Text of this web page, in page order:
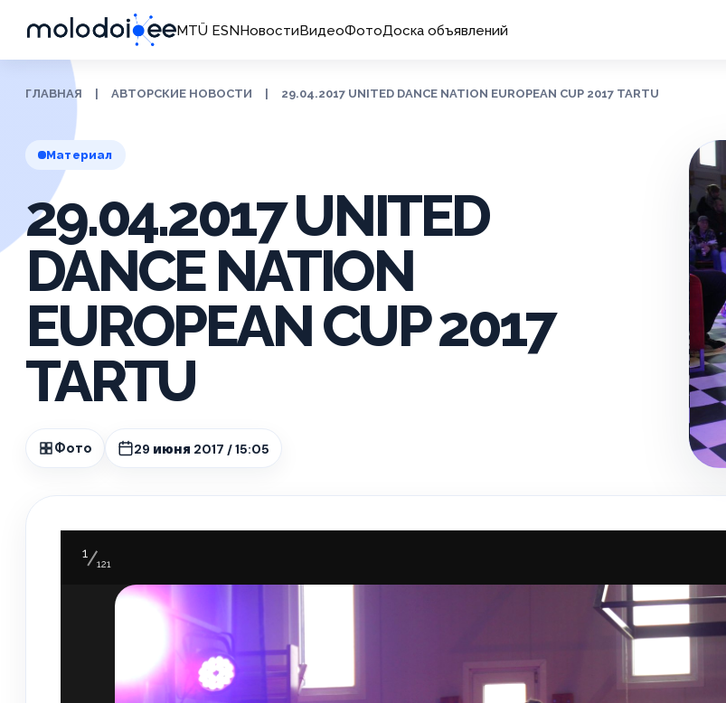
MTÜ ESNНовостиВидеоФотоДоска объявлений
ГЛАВНАЯ АВТОРСКИЕ НОВОСТИ 29.04.2017 UNITED DANCE NATION EUROPEAN CUP 2017 TARTU
Материал
29.04.2017 UNITED
DANCE NATION
EUROPEAN CUP 2017
TARTU
Фото 29 июня 2017 / 15:05
1
121